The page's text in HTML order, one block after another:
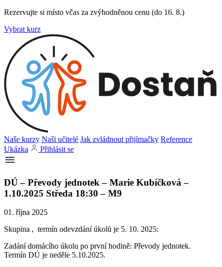
Rezervujte si místo včas za zvýhodněnou cenu (do 16. 8.)
Vybrat kurz
Naše kurzy Naši učitelé Jak zvládnout přijímačky Reference
Ukázka
Přihlásit se
DÚ – Převody jednotek – Marie Kubíčková –
1.10.2025 Středa 18:30 – M9
01. října 2025
Skupina , termín odevzdání úkolů je 5. 10. 2025:
Zadání domácího úkolu po první hodině: Převody jednotek.
Termín DÚ je neděle 5.10.2025.